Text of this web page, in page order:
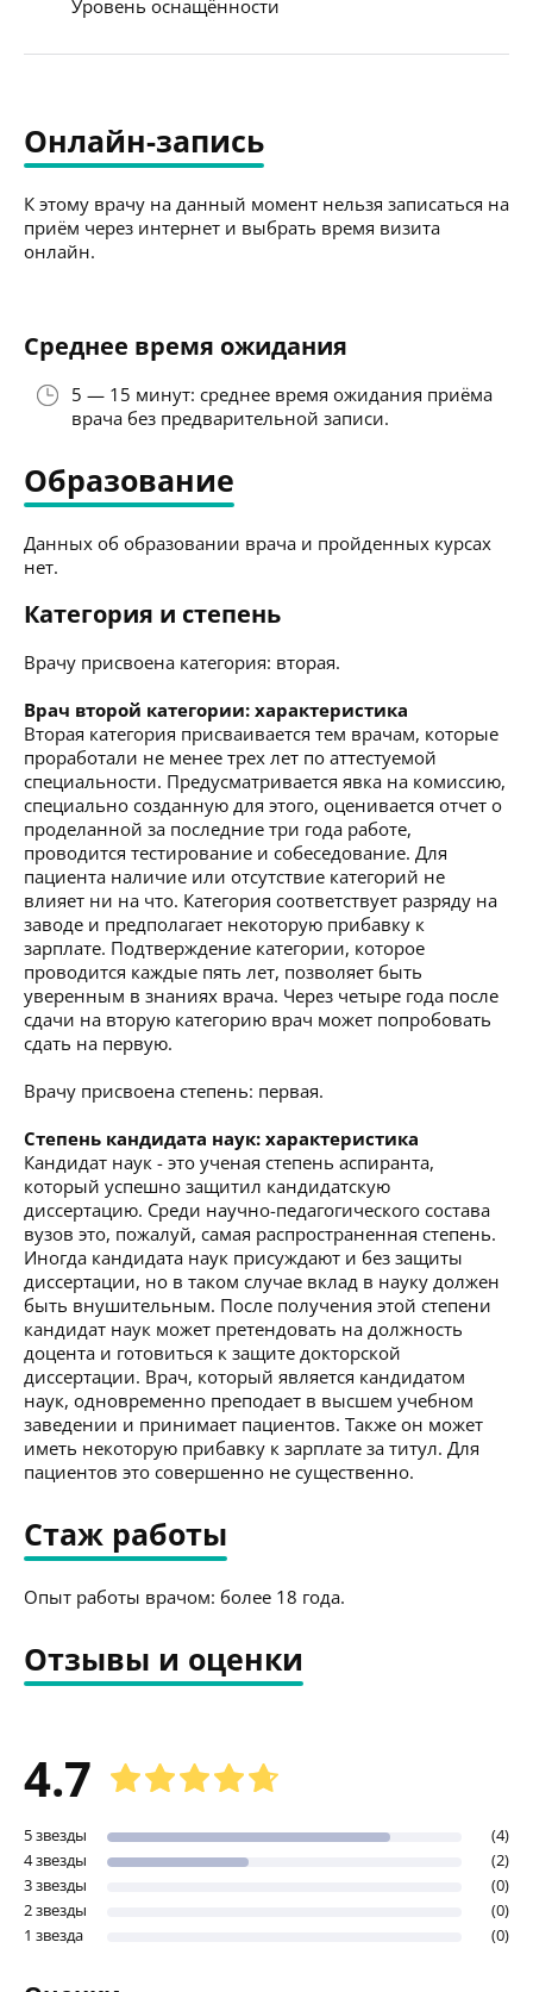
Уровень оснащённости
Онлайн-запись
К этому врачу на данный момент нельзя записаться на
приём через интернет и выбрать время визита
онлайн.
Среднее время ожидания
5 — 15 минут: среднее время ожидания приёма
врача без предварительной записи.
Образование
Данных об образовании врача и пройденных курсах
нет.
Категория и степень
Врачу присвоена категория: вторая.
Врач второй категории: характеристика
Вторая категория присваивается тем врачам, которые
проработали не менее трех лет по аттестуемой
специальности. Предусматривается явка на комиссию,
специально созданную для этого, оценивается отчет о
проделанной за последние три года работе,
проводится тестирование и собеседование. Для
пациента наличие или отсутствие категорий не
влияет ни на что. Категория соответствует разряду на
заводе и предполагает некоторую прибавку к
зарплате. Подтверждение категории, которое
проводится каждые пять лет, позволяет быть
уверенным в знаниях врача. Через четыре года после
сдачи на вторую категорию врач может попробовать
сдать на первую.
Врачу присвоена степень: первая.
Степень кандидата наук: характеристика
Кандидат наук - это ученая степень аспиранта,
который успешно защитил кандидатскую
диссертацию. Среди научно-педагогического состава
вузов это, пожалуй, самая распространенная степень.
Иногда кандидата наук присуждают и без защиты
диссертации, но в таком случае вклад в науку должен
быть внушительным. После получения этой степени
кандидат наук может претендовать на должность
доцента и готовиться к защите докторской
диссертации. Врач, который является кандидатом
наук, одновременно преподает в высшем учебном
заведении и принимает пациентов. Также он может
иметь некоторую прибавку к зарплате за титул. Для
пациентов это совершенно не существенно.
Стаж работы
Опыт работы врачом: более 18 года.
Отзывы и оценки
4.7
5 звезды
(4)
4 звезды
(2)
3 звезды
(0)
2 звезды
(0)
1 звезда
(0)